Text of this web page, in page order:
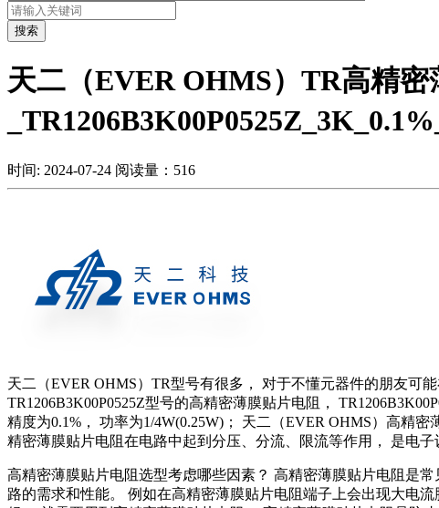
搜索
天二（EVER OHMS）TR高精密
时间: 2024-07-24 阅读量：516
天二（EVER OHMS）TR型号有很多， 对于不懂元器件的朋友可
TR1206B3K00P0525Z型号的高精密薄膜贴片电阻，
精度为0.1%， 功率为1/4W(0.25W)； 天二（EVER OHMS）高精密
精密薄膜贴片电阻在电路中起到分压、分流、限流等作用， 是电子
高精密薄膜贴片电阻选型考虑哪些因素？ 高精密薄膜贴片电阻是常
路的需求和性能。 例如在高精密薄膜贴片电阻端子上会出现大电